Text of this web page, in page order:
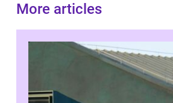
More articles